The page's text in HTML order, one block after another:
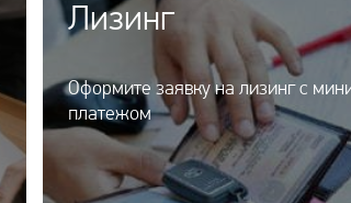
Лизинг
Оформите заявку на лизинг с
платежом